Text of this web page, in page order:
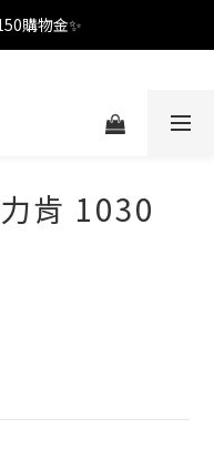
購物金✨
購物金✨
肯 1030